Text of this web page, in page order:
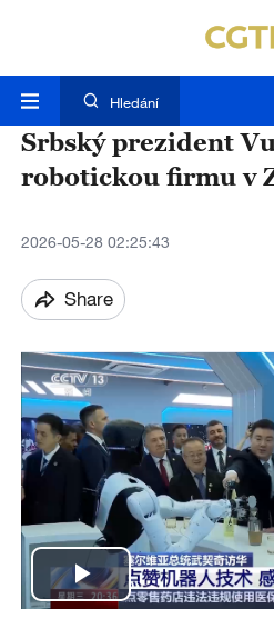
Hledání
Srbský prezident
robotickou firmu v
2026-05-28 02:25:43
Share
P